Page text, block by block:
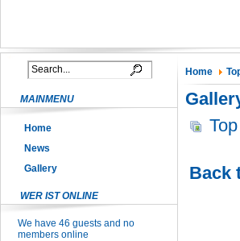
Home
MAINMENU
Home
News
Gallery
WER IST ONLINE
We have 46 guests and no
members online
Back